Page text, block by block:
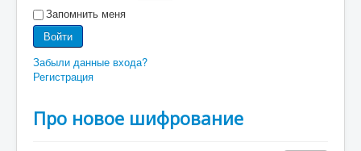
Запомнить меня
Войти
Забыли данные входа?
Регистрация
Про новое шифрование